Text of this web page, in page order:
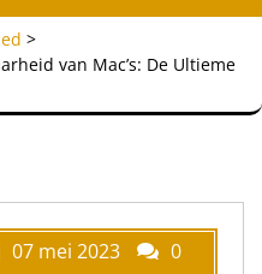
>
van Mac’s: De Ultieme
07 mei 2023
0